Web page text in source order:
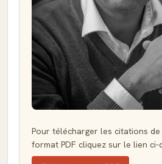
Pour télécharger les citations de
format PDF cliquez sur le lien ci-